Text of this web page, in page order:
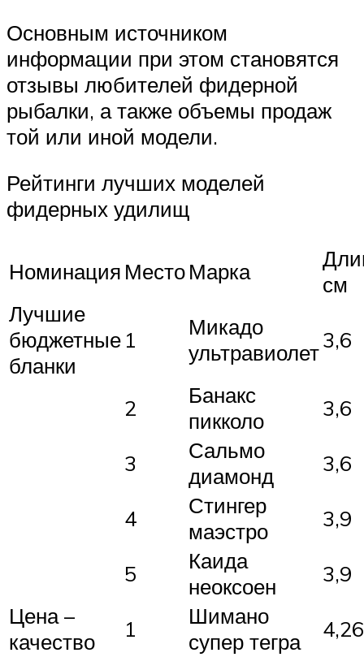
Основным источником
информации при этом становятся
отзывы любителей фидерной
рыбалки, а также объемы продаж
той или иной модели.
Рейтинги лучших моделей
фидерных удилищ
Номинация МестоМарка
см
Лучшие
бюджетные
бланки
1
Микадо
ультравиолет3,6
2
Банакс
пикколо
3,6
3
Сальмо
диамонд
3,6
4
Стингер
маэстро
3,9
5
Каида
неоксоен
3,9
Цена –
качество
1
Шимано
супер тегра
4,26